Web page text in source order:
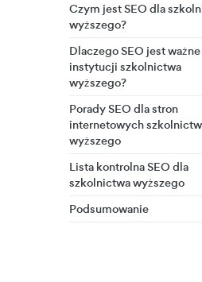
Czym jest SEO dla
wyższego?
Dlaczego SEO jest
instytucji szkolnictwa
wyższego?
Porady SEO dla stron
internetowych
wyższego
Lista kontrolna SEO dla
szkolnictwa wyższego
Podsumowanie